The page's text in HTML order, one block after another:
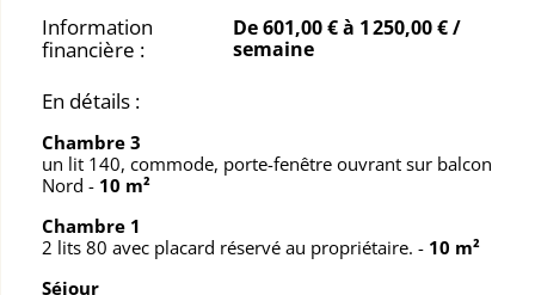
Information
financière :
De 601,00 € à 1 250,00 € /
semaine
En détails :
Chambre 3
un lit 140, commode, porte-fenêtre ouvrant sur balcon
Nord - 10 m²
Chambre 1
2 lits 80 avec placard réservé au propriétaire. - 10 m²
Séjour